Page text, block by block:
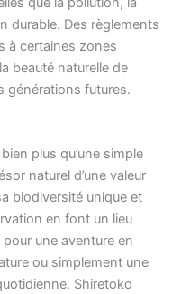
durable. Des règlements
à certaines zones
beauté naturelle de
générations futures.
plus qu’une simple
naturel d’une valeur
biodiversité unique et
en font un lieu
une aventure en
ou simplement une
Shiretoko